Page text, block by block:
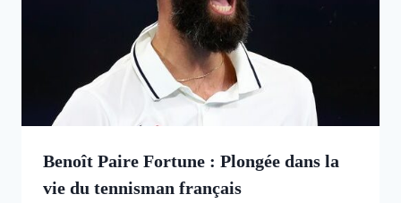
Benoît Paire Fortune : Plongée dans la
vie du tennisman français